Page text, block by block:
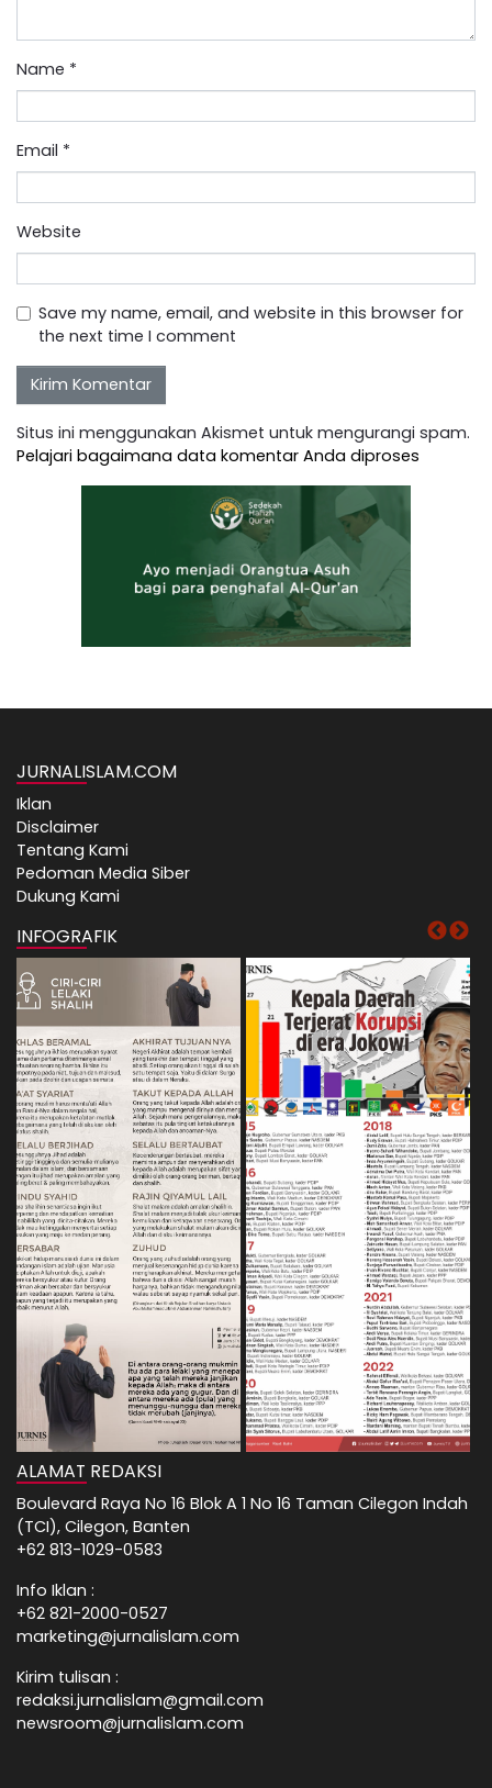
Name *
Email *
Website
Save my name, email, and website in this browser for
the next time I comment
Situs ini menggunakan Akismet untuk mengurangi spam.
Pelajari bagaimana data komentar Anda diproses
JURNALISLAM.COM
Iklan
Disclaimer
Tentang Kami
Pedoman Media Siber
Dukung Kami
INFOGRAFIK
ALAMAT REDAKSI
Boulevard Raya No 16 Blok A 1 No 16 Taman Cilegon Indah
(TCI), Cilegon, Banten
+62 813-1029-0583
Info Iklan :
+62 821-2000-0527
marketing@jurnalislam.com
Kirim tulisan :
redaksi.jurnalislam@gmail.com
newsroom@jurnalislam.com